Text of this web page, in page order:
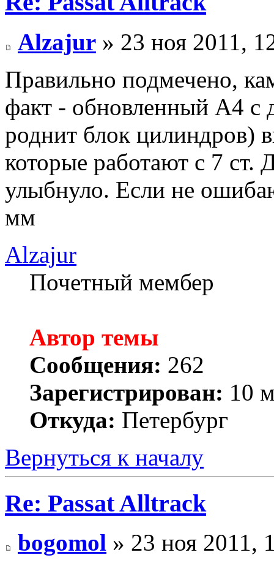
Alzajur » 23 ноя 2011,
Правильно подмечено,
факт - обновленный А4
роднит блок цилиндров)
которые работают с 7
улыбнуло. Если не
мм
Alzajur
Почетный мембер
Автор темы
Сообщения: 262
Зарегистрирован: 10
Откуда: Петербург
Вернуться к началу
Re: Passat Alltrack
bogomol » 23 ноя 2011,